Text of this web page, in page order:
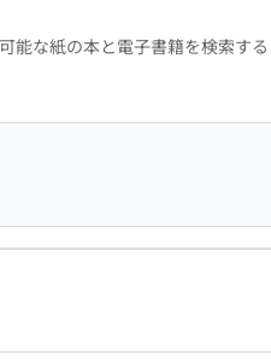
な紙の本と電子書籍を検索する